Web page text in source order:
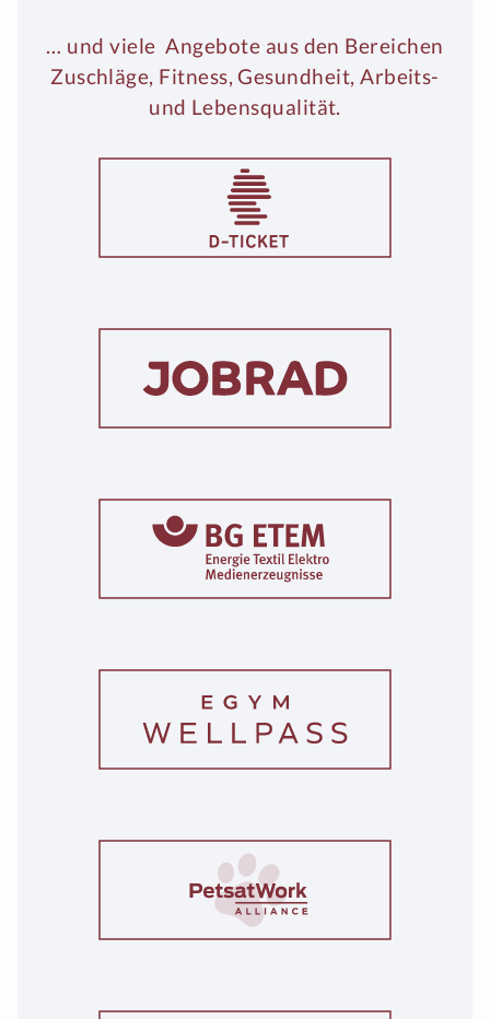
… und viele Angebote aus den Bereichen
Zuschläge, Fitness, Gesundheit, Arbeits-
und Lebensqualität.